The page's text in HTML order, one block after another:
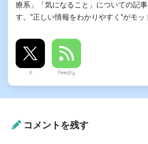
療系」「気になること」についての記
す。”正しい情報をわかりやすく”がモッ
X Feedly
コメントを残す